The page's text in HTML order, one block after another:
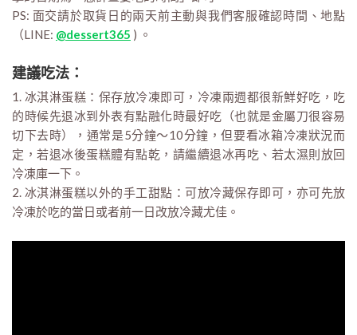
PS: 面交請於取貨日的兩天前主動與我們客服確認時間、地點
（LINE: @dessert365 ) 。
建議吃法：
1. 冰淇淋蛋糕：保存放冷凍即可，冷凍兩週都很新鮮好吃，吃
的時候先退冰到外表有點融化時最好吃（也就是金屬刀很容易
切下去時），通常是5分鐘～10分鐘，但要看冰箱冷凍狀況而
定，若退冰後蛋糕體有點乾，請繼續退冰再吃、若太濕則放回
冷凍庫一下。
2. 冰淇淋蛋糕以外的手工甜點：可放冷藏保存即可，亦可先放
冷凍於吃的當日或者前一日改放冷藏尤佳。